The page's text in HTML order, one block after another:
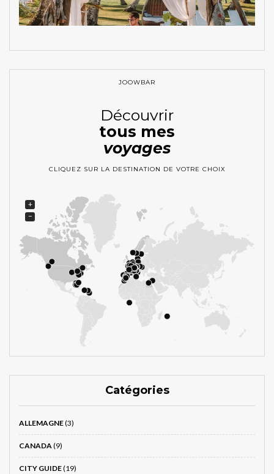
JOOWBAR
Découvrir
tous mes
voyages
CLIQUEZ SUR LA DESTINATION DE VOTRE CHOIX
+
−
Catégories
ALLEMAGNE(3)
CANADA (9)
CITY GUIDE(19)